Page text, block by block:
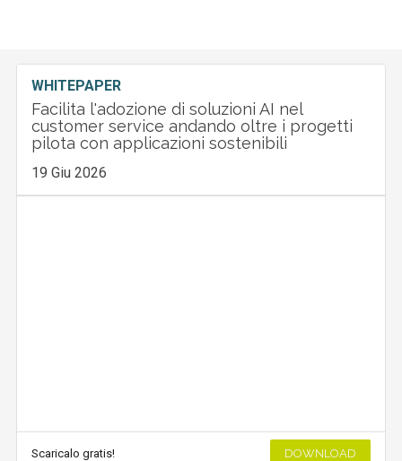
WHITEPAPER
Facilita l'adozione di soluzioni AI nel
customer service andando oltre i progetti
pilota con applicazioni sostenibili
19 Giu 2026
Scaricalo gratis! DOWNLOAD